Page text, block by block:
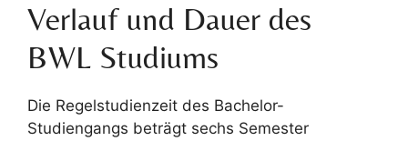
Verlauf und Dauer des
BWL Studiums
Die Regelstudienzeit des Bachelor-
Studiengangs beträgt sechs Semester